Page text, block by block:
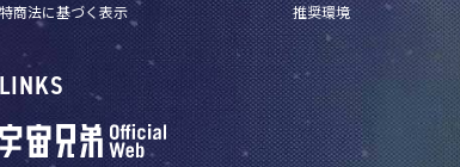
特商法に基づく表示
推奨環境
LINKS